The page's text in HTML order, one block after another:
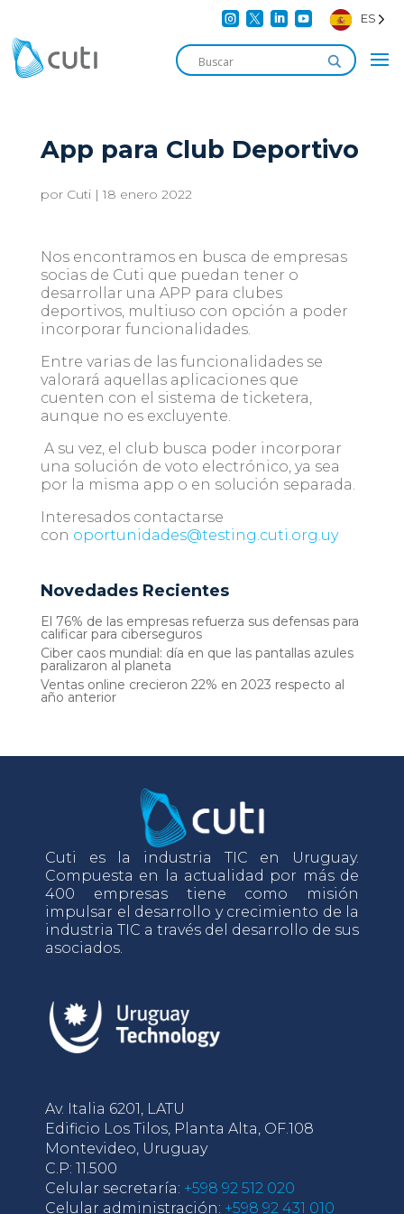
    ES
App para Club Deportivo
por Cuti|18 enero 2022
Nos encontramos en busca de empresas
socias de Cuti que puedan tener o
desarrollar una APP para clubes
deportivos, multiuso con opción a poder
incorporar funcionalidades.
Entre varias de las funcionalidades se
valorará aquellas aplicaciones que
cuenten con el sistema de ticketera,
aunque no es excluyente.
A su vez, el club busca poder incorporar
una solución de voto electrónico, ya sea
por la misma app o en solución separada.
Interesados contactarse
con oportunidades@testing.cuti.org.uy
Novedades Recientes
El 76% de las empresas refuerza sus defensas para
calificar para ciberseguros
Ciber caos mundial: día en que las pantallas azules
paralizaron al planeta
Ventas online crecieron 22% en 2023 respecto al
año anterior
Cuti es la industria TIC en Uruguay.
Compuesta en la actualidad por más de
400 empresas tiene como misión
impulsar el desarrollo y crecimiento de la
industria TIC a través del desarrollo de sus
asociados.
Av. Italia 6201, LATU
Edificio Los Tilos, Planta Alta, OF.108
Montevideo, Uruguay
C.P: 11.500
Celular secretaría: +598 92 512 020
Celular administración: +598 92 431 010